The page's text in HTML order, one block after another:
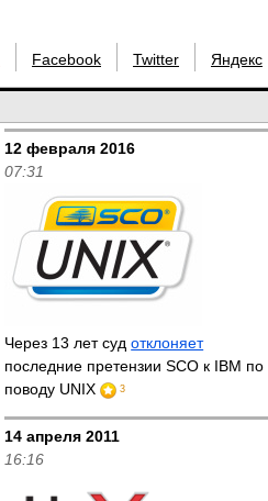
Facebook Twitter Яндекс
12 февраля 2016
07:31
Через 13 лет судотклоняет
последние претензии SCO к IBM по
поводу UNIX
3
14 апреля 2011
16:16